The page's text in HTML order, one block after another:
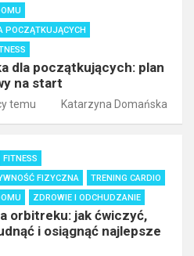
POCZĄTKUJĄCYCH
dla początkujących: plan
na start
temu Katarzyna Domańska
FITNESS
FIZYCZNA
TRENING CARDIO
ZDROWIE I ODCHUDZANIE
orbitreku: jak ćwiczyć,
i osiągnąć najlepsze